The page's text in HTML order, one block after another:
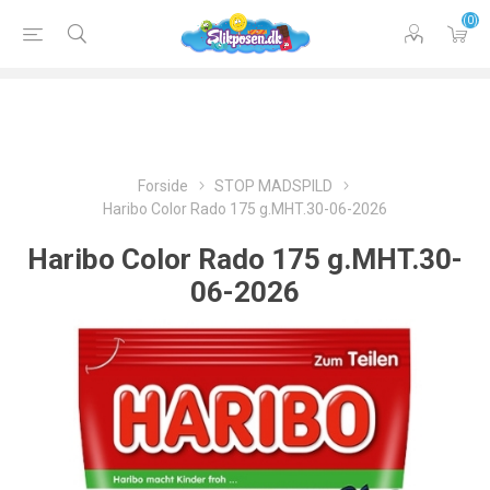
(0)
Forside
STOP MADSPILD
Haribo Color Rado 175 g.MHT.30-06-2026
Haribo Color Rado 175 g.MHT.30-
06-2026